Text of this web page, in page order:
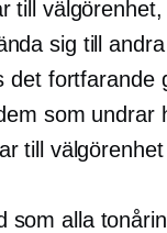
till
sig till
det fortfarande
som undrar
till
som alla